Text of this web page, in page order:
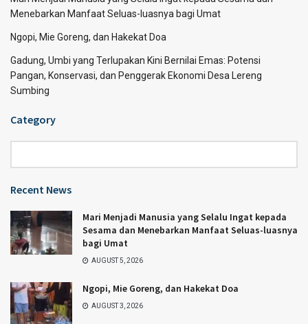
Menebarkan Manfaat Seluas-luasnya bagi Umat
Ngopi, Mie Goreng, dan Hakekat Doa
Gadung, Umbi yang Terlupakan Kini Bernilai Emas: Potensi
Pangan, Konservasi, dan Penggerak Ekonomi Desa Lereng
Sumbing
Category
Recent News
Mari Menjadi Manusia yang Selalu Ingat kepada
Sesama dan Menebarkan Manfaat Seluas-luasnya
bagi Umat
AUGUST 5, 2026
Ngopi, Mie Goreng, dan Hakekat Doa
AUGUST 3, 2026